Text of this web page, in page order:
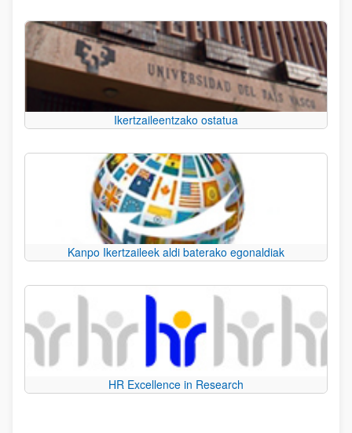
Ikertzaileentzako ostatua
Kanpo Ikertzaileek aldi baterako egonaldiak
HR Excellence in Research